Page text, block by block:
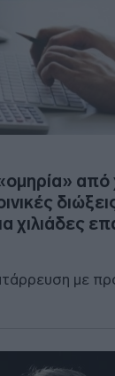
από
χιλιάδες
με